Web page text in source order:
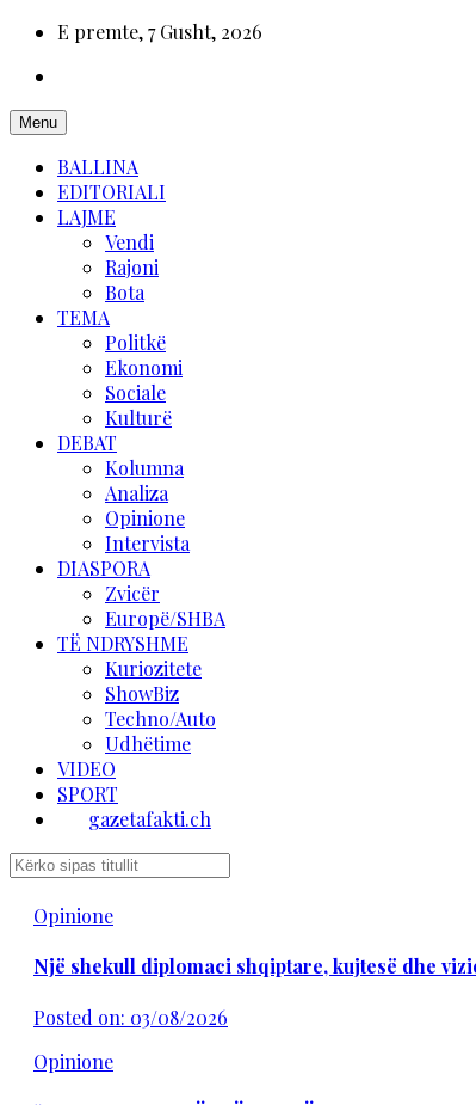
E premte, 7 Gusht, 2026
Menu
BALLINA
EDITORIALI
LAJME
Vendi
Rajoni
Bota
TEMA
Politkë
Ekonomi
Sociale
Kulturë
DEBAT
Kolumna
Analiza
Opinione
Intervista
DIASPORA
Zvicër
Europë/SHBA
TË NDRYSHME
Kuriozitete
ShowBiz
Techno/Auto
Udhëtime
VIDEO
SPORT
gazetafakti.ch
Opinione
Një shekull diplomaci shqiptare, kujtesë dhe
Posted on: 03/08/2026
Opinione